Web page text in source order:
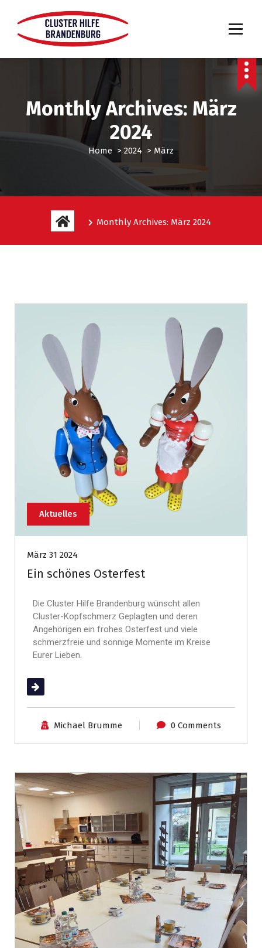
Monthly Archives: März
2024
Home > 2024 > März
Monthly Archives: März 2024
Aktuelles
März 31 2024
Ein schönes Osterfest
Die Cluster Hilfe Brandenburg wünscht allen
Cluster-Kopfschmerz Geplagten und deren
Angehörigen ein frohes Osterfest und viele
schmerzfreie und sonnige Momente im Kreise
Eurer Lieben.
(mehr …)
Michael Brumme 0 Comments